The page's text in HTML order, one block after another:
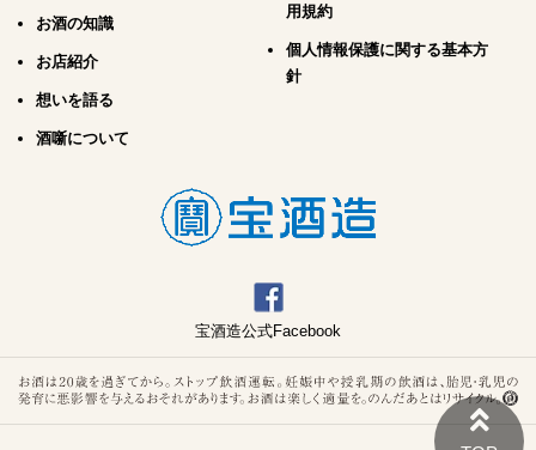
お酒の知識
お店紹介
想いを語る
酒噺について
用規約
個人情報保護に関する基本方
針
宝酒造公式Facebook